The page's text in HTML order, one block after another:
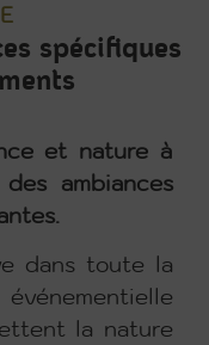
spécifiques
et nature à
ambiances
dans toute la
la nature